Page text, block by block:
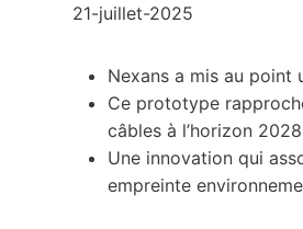
21-juillet-2025
Nexans a mis au
Ce prototype
câbles à l’horizon
Une innovation qui
empreinte